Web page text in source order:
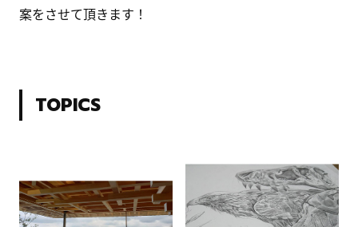
案をさせて頂きます！
TOPICS